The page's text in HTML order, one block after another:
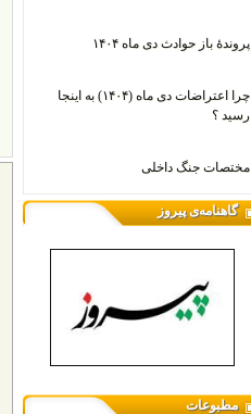
پروندۀ باز حوادث دی ماه ۱۴۰۴
چرا اعتراضات دی‌ ماه (۱۴۰۴) به اینجا
رسید ؟
مختصات جنگ داخلی
گاهنامه‌ی پیروز
مطبوعات